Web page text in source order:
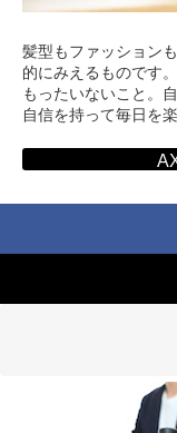
髪型もファッション
的にみえるものです
もったいないこと。
自信を持って毎日を